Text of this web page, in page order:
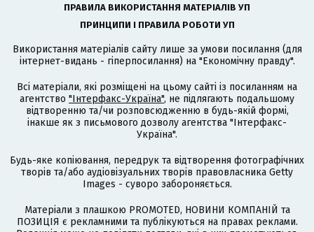
ПРАВИЛА ВИКОРИСТАННЯ МАТЕРІАЛІВ УП
ПРИНЦИПИ І ПРАВИЛА РОБОТИ УП
Використання матеріалів сайту лише за умови посилання (для
інтернет-видань - гіперпосилання) на "Економічну правду".
Всі матеріали, які розміщені на цьому сайті із посиланням на
агентство "Інтерфакс-Україна", не підлягають подальшому
відтворенню та/чи розповсюдженню в будь-якій формі,
інакше як з письмового дозволу агентства "Інтерфакс-
Україна".
Будь-яке копіювання, передрук та відтворення фотографічних
творів та/або аудіовізуальних творів правовласника Getty
Images - суворо забороняється.
Матеріали з плашкою PROMOTED, НОВИНИ КОМПАНІЙ та
ПОЗИЦІЯ є рекламними та публікуються на правах реклами.